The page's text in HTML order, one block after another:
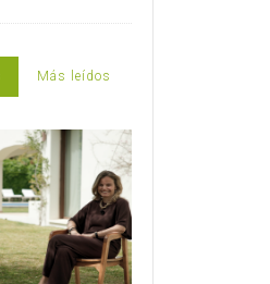
Más leídos